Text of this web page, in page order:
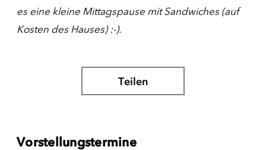
es eine kleine Mittagspause mit Sandwiches (auf
Kosten des Hauses) :-).
Teilen
Vorstellungstermine